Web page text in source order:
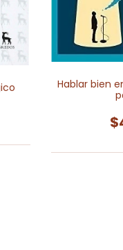
Hablar bien